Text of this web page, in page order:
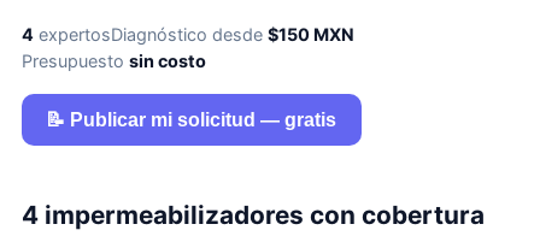
4expertosDiagnóstico desde $150 MXN
Presupuesto sin costo
📝 Publicar mi solicitud — gratis
4 impermeabilizadores con cobertura